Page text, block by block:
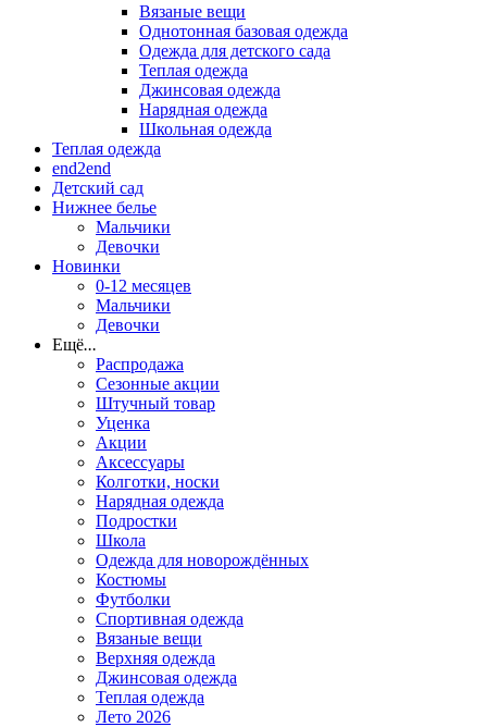
Вязаные вещи
Однотонная базовая одежда
Одежда для детского сада
Теплая одежда
Джинсовая одежда
Нарядная одежда
Школьная одежда
Теплая одежда
end2end
Детский сад
Нижнее белье
Мальчики
Девочки
Новинки
0-12 месяцев
Мальчики
Девочки
Ещё...
Распродажа
Сезонные акции
Штучный товар
Уценка
Акции
Аксессуары
Колготки, носки
Нарядная одежда
Подростки
Школа
Одежда для новорождённых
Костюмы
Футболки
Спортивная одежда
Вязаные вещи
Верхняя одежда
Джинсовая одежда
Теплая одежда
Лето 2026